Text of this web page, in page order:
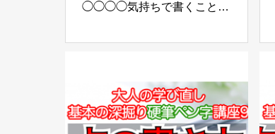
◯◯◯◯気持ちで書くことが
の部分【転折の書き方】